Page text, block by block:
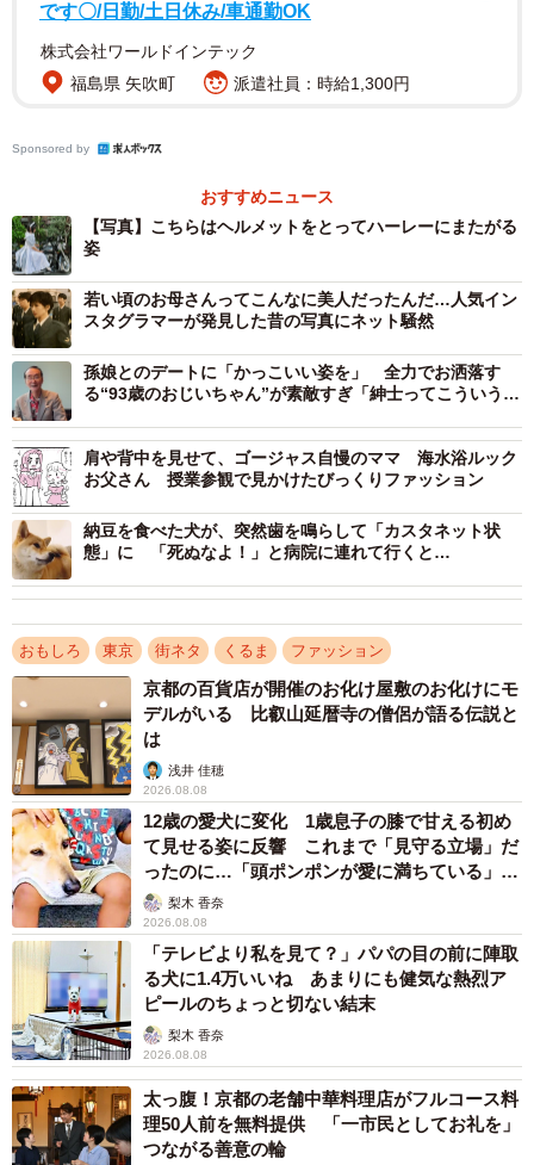
普段の彼女、かっこよく決めてます！＝カレー＆ティーハウス
（@birthday_more）によると、お店の制服は清楚で可愛い
からメイド服にしたそうです。しかし、この乙女がどうし
てハーレーに乗っているのか、驚きとともに取材に答えて
もらいました。
ーーメイド服を着ることに抵抗はなかったのでしょうか。
「抵抗はありませんでした。でも、メイド服に対する知識
がなかったので、着用の仕方やエプロンの綺麗な結び方な
ど、知らなかったことが沢山ありました。パニエの存在も
知らなくて、初出勤初着替えの時に店長さんに『そこにあ
るパニエを履いてくださいね』と言われ、『､､､､､パエリア
ですか？』と言ってしまった記憶があります。恥ずかしか
ったです。このお店で働いて、色々知ることができて嬉し
いです」
ーー小柄に見えますが、ハーレーは乗りこなせています
か？
「免許を取得してまだ1年も経っていないので、乗りこなせ
ているかと言われたらそんなことはないかなと思います。
免許を取得して初めてのバイクが、現在乗っているハーレ
ーのソフテイルデラックスです」
です〇/日勤/土日休み/車通勤OK
株式会社ワールドインテック
福島県 矢吹町
派遣社員：時給1,300円
Sponsored by
おすすめニュース
【写真】こちらはヘルメットをとってハーレーにまたがる
姿
若い頃のお母さんってこんなに美人だったんだ…人気イン
スタグラマーが発見した昔の写真にネット騒然
孫娘とのデートに「かっこいい姿を」 全力でお洒落す
る“93歳のおじいちゃん”が素敵すぎ「紳士ってこういう
肩や背中を見せて、ゴージャス自慢のママ 海水浴ルック
お父さん 授業参観で見かけたびっくりファッション
納豆を食べた犬が、突然歯を鳴らして「カスタネット状
態」に 「死ぬなよ！」と病院に連れて行くと…
おもしろ 東京 街ネタ くるま ファッション
京都の百貨店が開催のお化け屋敷のお化けにモ
デルがいる 比叡山延暦寺の僧侶が語る伝説と
は
浅井 佳穂
2026.08.08
12歳の愛犬に変化 1歳息子の膝で甘える初め
て見せる姿に反響 これまで「見守る立場」だ
ったのに…「頭ポンポンが愛に満ちている」
「尊…」
梨木 香奈
2026.08.08
「テレビより私を見て？」パパの目の前に陣取
る犬に1.4万いいね あまりにも健気な熱烈ア
ピールのちょっと切ない結末
梨木 香奈
2026.08.08
太っ腹！京都の老舗中華料理店がフルコース料
理50人前を無料提供 「一市民としてお礼を」
つながる善意の輪